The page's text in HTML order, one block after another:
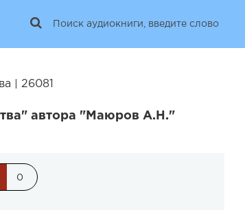
| 26081
автора "Маюров А.Н."
0